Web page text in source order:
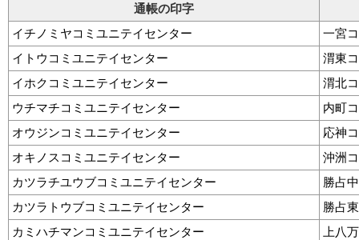
通帳の印字
イチノミヤコミユニテイセンター
一宮
イトウコミユニテイセンター
渭東
イホクコミユニテイセンター
渭北
ウチマチコミユニテイセンター
内町
オウジンコミユニテイセンター
応神
オキノスコミユニテイセンター
沖洲
カツラチユウブコミユニテイセンター
勝占
カツラトウブコミユニテイセンター
勝占
カミハチマンコミユニテイセンター
上八